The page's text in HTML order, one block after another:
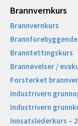
Brannvernkurs
Brannvernkurs
Branntettingskurs
Brannøvelser /
Forsterket
Industrivern
Industrivern
Innsatslederkurs –